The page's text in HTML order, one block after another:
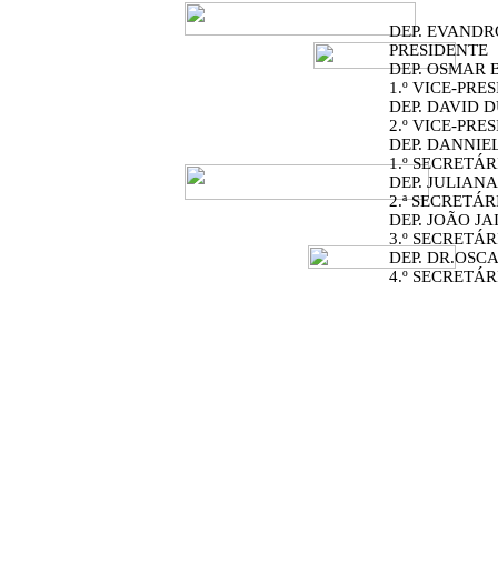
DEP.
PRESIDENTE
DEP. OSMAR
1.º VICE-
DEP. DAVID
2.º VICE-
DEP.
1.º
DEP.
2.ª
DEP. JOÃO
3.º
DEP.
4.º